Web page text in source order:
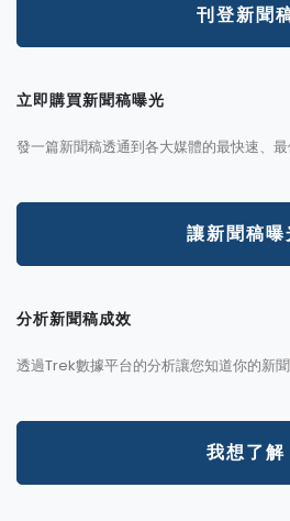
刊登新聞
立即購買新聞稿曝光
發一篇新聞稿透通到各大媒體的最快速、最
讓新聞稿曝
分析新聞稿成效
透過Trek數據平台的分析讓您知道你的新
我想了解